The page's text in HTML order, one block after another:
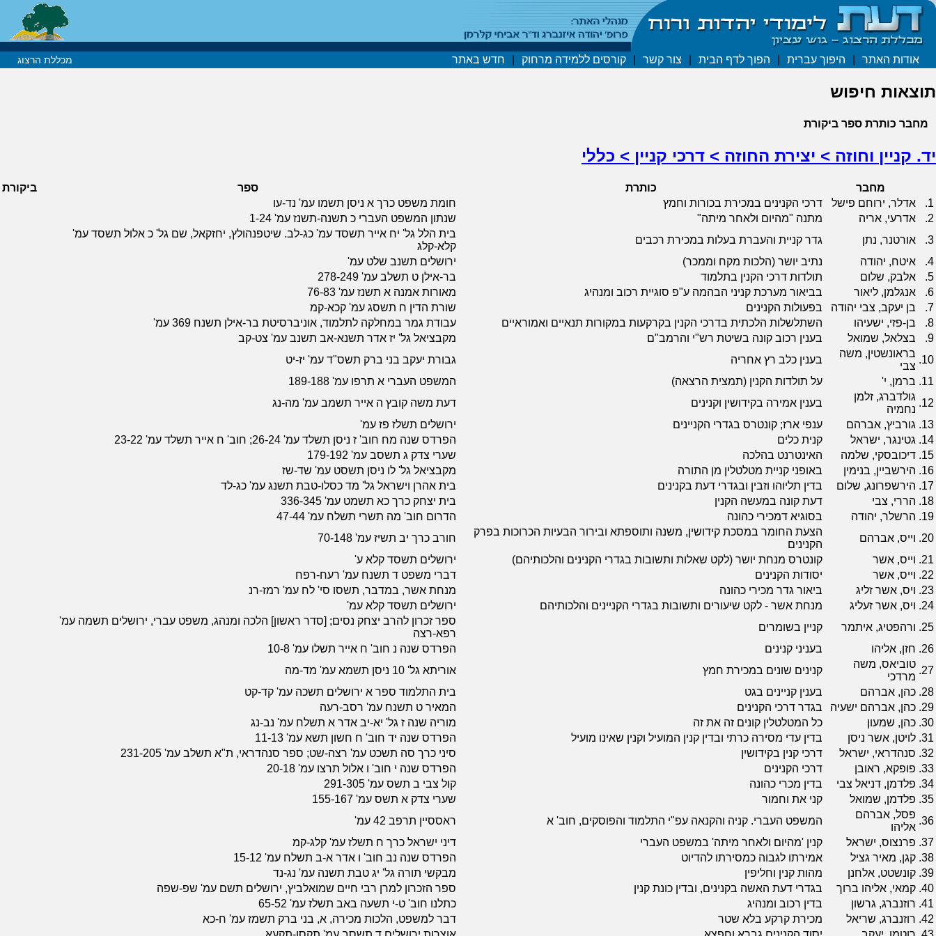
אודות האתר היפוך עברית הפוך לדף הבית צור קשר קורסים ללמידה מרחוק חדש באתר מכללת הרצוג
תוצאות חיפוש
מחבר כותרת ספר ביקורת
יד. קניין וחוזה > יצירת החוזה > דרכי קניין > כללי
מחבר כותרת ספר
ביקורת
1.
אדלר, ירוחם פישל דרכי הקנינים במכירת בכורות וחמץ
חומת משפט כרך א ניסן תשמו עמ' נד-עו
2.
אדרעי, אריה מתנה "מהיום ולאחר מיתה"
שנתון המשפט העברי כ תשנה-תשנז עמ' 1-24
3.
אורטנר, נתן גדר קניית והעברת בעלות במכירת רכבים
בית הלל גל' יח אייר תשסד עמ' כג-לב. שיטפנהולץ, יחזקאל, שם גל' כ אלול תשסד עמ'
קלא-קלג
4.
איטח, יהודה נתיב יושר (הלכות מקח וממכר)
ירושלים תשנב שלט עמ'
5.
אלבק, שלום תולדות דרכי הקנין בתלמוד
בר-אילן ט תשלב עמ' 278-249
6.
אנגלמן, ליאור בביאור מערכת קניני הבהמה ע"פ סוגיית רכוב ומנהיג
מאורות אמנה א תשנז עמ' 76-83
7.
בן יעקב, צבי יהודה בפעולות הקנינים
שורת הדין ח תשסג עמ' קכא-קמ
8.
בן-פזי, ישעיהו השתלשלות הלכתית בדרכי הקנין בקרקעות במקורות תנאיים ואמוראיים
עבודת גמר במחלקה לתלמוד, אוניברסיטת בר-אילן תשנח 369 עמ'
9.
בצלאל, שמואל בענין רכוב קונה בשיטת רש"י והרמב"ם
מקבציאל גל' יז אדר תשנא-אב תשנב עמ' צט-קב
10.
בראונשטין, משה
צבי
בענין כלב רץ אחריה
גבורת יעקב בני ברק תשס"ד עמ' יז-יט
11. ברמן, י' על תולדות הקנין (תמצית הרצאה)
המשפט העברי א תרפו עמ' 189-188
12.
גולדברג, זלמן
נחמיה
בענין אמירה בקידושין וקנינים
דעת משה קובץ ה אייר תשמב עמ' מה-נג
13. גורביץ, אברהם ענפי ארז; קונטרס בגדרי הקניינים
ירושלים תשלז פז עמ'
14. גטינגר, ישראל קנית כלים
הפרדס שנה מח חוב' ז ניסן תשלד עמ' 26-24; חוב' ח אייר תשלד עמ' 23-22
15. דיכובסקי, שלמה האינטרנט בהלכה
שערי צדק ג תשסב עמ' 179-192
16. הירשביין, בנימין באופני קניית מטלטלין מן התורה
מקבציאל גל' לו ניסן תשסט עמ' שד-שז
17. הירשפרונג, שלום בדין תליוהו וזבין ובגדרי דעת בקנינים
בית אהרן וישראל גל' מד כסלו-טבת תשנג עמ' כג-לד
18. הררי, צבי דעת קונה במעשה הקנין
בית יצחק כרך כא תשמט עמ' 336-345
19. הרשלר, יהודה בסוגיא דמכירי כהונה
הדרום חוב' מה תשרי תשלח עמ' 47-44
20. וייס, אברהם
הצעת החומר במסכת קידושין, משנה ותוספתא ובירור הבעיות הכרוכות בפרק
הקנינים
חורב כרך יב תשיז עמ' 70-148
21. וייס, אשר קונטרס מנחת יושר (לקט שאלות ותשובות בגדרי הקנינים והלכותיהם)
ירושלים תשסד קלא ע'
22. וייס, אשר יסודות הקנינים
דברי משפט ד תשנח עמ' רעח-רפח
23. ויס, אשר זליג ביאור גדר מכירי כהונה
מנחת אשר, במדבר, תשסו סי' לח עמ' רמז-רנ
24. ויס, אשר זעליג מנחת אשר - לקט שיעורים ותשובות בגדרי הקניינים והלכותיהם
ירושלים תשסד קלא עמ'
25. ורהפטיג, איתמר קניין בשומרים
ספר זכרון להרב יצחק נסים; [סדר ראשון] הלכה ומנהג, משפט עברי, ירושלים תשמה עמ'
רפא-רצה
26. חזן, אליהו בעניני קנינים
הפרדס שנה נ חוב' ח אייר תשלו עמ' 10-8
27.
טוביאס, משה
מרדכי
קנינים שונים במכירת חמץ
אוריתא גל' 10 ניסן תשמא עמ' מד-מה
28. כהן, אברהם בענין קניינים בגט
בית התלמוד ספר א ירושלים תשכה עמ' קד-קט
29. כהן, אברהם ישעיה בגדר דרכי הקנינים
המאיר ט תשנח עמ' רסב-רעה
30. כהן, שמעון כל המטלטלין קונים זה את זה
מוריה שנה ז גל' יא-יב אדר א תשלח עמ' נב-נג
31. לויטן, אשר ניסן בדין עדי מסירה כרתי ובדין קנין המועיל וקנין שאינו מועיל
הפרדס שנה יד חוב' ח חשון תשא עמ' 11-13
32. סנהדראי, ישראל דרכי קנין בקידושין
סיני כרך סה תשכט עמ' רצה-שט; ספר סנהדראי, ת"א תשלב עמ' 231-205
33. פופקא, ראובן דרכי הקנינים
הפרדס שנה י חוב' ו אלול תרצו עמ' 20-18
34. פלדמן, דניאל צבי בדין מכרי כהונה
קול צבי ב תשס עמ' 291-305
35. פלדמן, שמואל קני את וחמור
שערי צדק א תשס עמ' 155-167
36.
פסל, אברהם
אליהו
המשפט העברי. קניה והקנאה עפ"י התלמוד והפוסקים, חוב' א
ראססיין תרפב 42 עמ'
37. פרנצוס, ישראל קנין 'מהיום ולאחר מיתה' במשפט העברי
דיני ישראל כרך ח תשלז עמ' קלג-קמ
38. קגן, מאיר גציל אמירתו לגבוה כמסירתו להדיוט
הפרדס שנה נב חוב' ו אדר א-ב תשלח עמ' 15-12
39. קונשטט, אלחנן מהות קנין וחליפין
מבקשי תורה גל' יג טבת תשנה עמ' נג-נד
40. קמאי, אליהו ברוך בגדרי דעת האשה בקנינים, ובדין כונת קנין
ספר הזכרון למרן רבי חיים שמואלביץ, ירושלים תשם עמ' שפ-שפה
41. רוזנברג, גרשון בדין רכוב ומנהיג
כתלנו חוב' ט-י תשעה באב תשלז עמ' 65-52
42. רוזנברג, שריאל מכירת קרקע בלא שטר
דבר למשפט, הלכות מכירה, א, בני ברק תשמז עמ' ח-כא